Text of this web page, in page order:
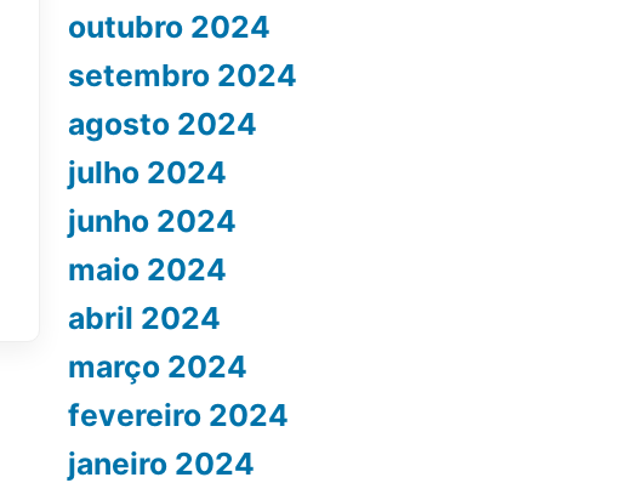
outubro 2024
setembro 2024
agosto 2024
julho 2024
junho 2024
maio 2024
abril 2024
março 2024
fevereiro 2024
janeiro 2024